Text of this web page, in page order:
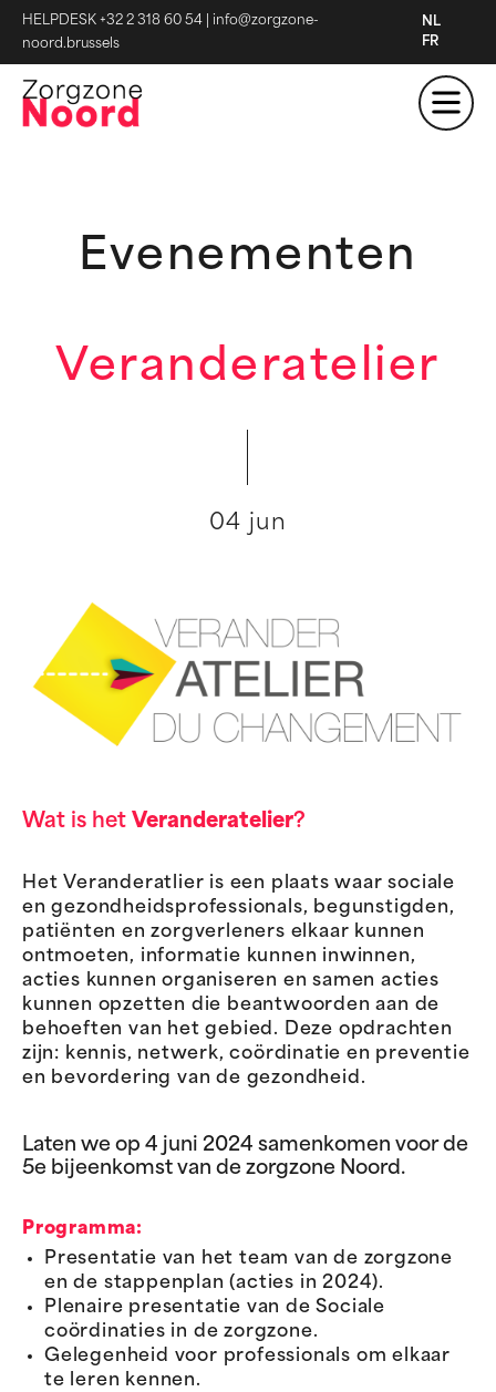
HELPDESK +32 2 318 60 54
info@zorgzone-
noord.brussels
NL
FR
Evenementen
Veranderatelier
04 jun
Wat is het Veranderatelier?
Het Veranderatlier is een plaats waar sociale
en gezondheidsprofessionals, begunstigden,
patiënten en zorgverleners elkaar kunnen
ontmoeten, informatie kunnen inwinnen,
acties kunnen organiseren en samen acties
kunnen opzetten die beantwoorden aan de
behoeften van het gebied. Deze opdrachten
zijn: kennis, netwerk, coördinatie en preventie
en bevordering van de gezondheid.
Laten we op 4 juni 2024 samenkomen voor de
5e bijeenkomst van de zorgzone Noord.
Programma:
Presentatie van het team van de zorgzone
en de stappenplan (acties in 2024).
Plenaire presentatie van de Sociale
coördinaties in de zorgzone.
Gelegenheid voor professionals om elkaar
te leren kennen.